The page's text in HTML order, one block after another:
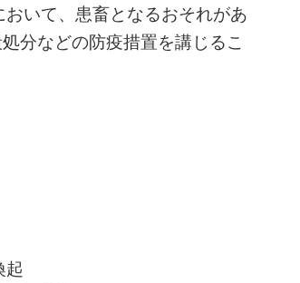
いて、患畜となるおそれがあ
分などの防疫措置を講じるこ
起